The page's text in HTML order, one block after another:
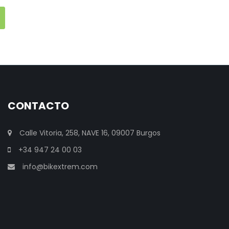
CONTACTO
Calle Vitoria, 258, NAVE 16, 09007 Burgos
+34 947 24 00 03
info@bikextrem.com